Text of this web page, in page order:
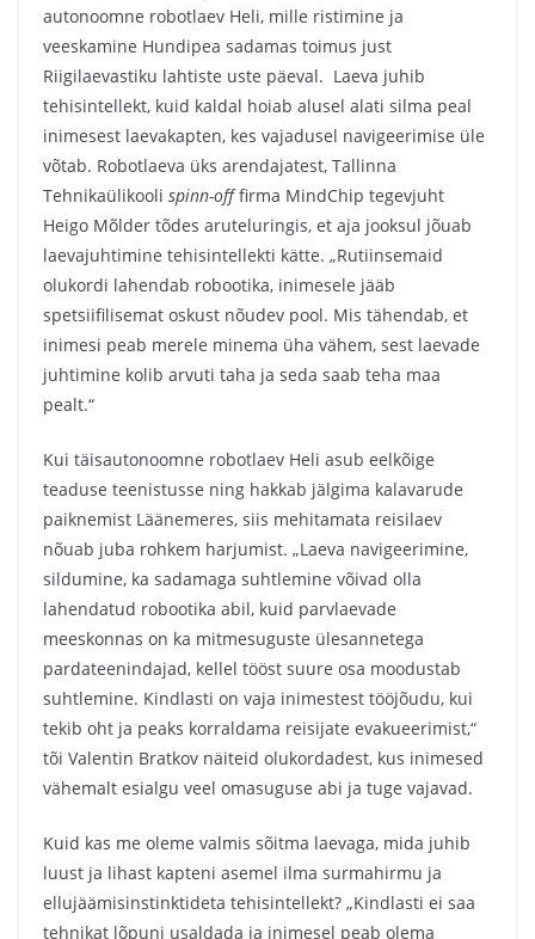
autonoomne robotlaev Heli, mille ristimine ja
veeskamine Hundipea sadamas toimus just
Riigilaevastiku lahtiste uste päeval. Laeva juhib
tehisintellekt, kuid kaldal hoiab alusel alati silma peal
inimesest laevakapten, kes vajadusel navigeerimise üle
võtab. Robotlaeva üks arendajatest, Tallinna
Tehnikaülikooli spinn-offfirma MindChip tegevjuht
Heigo Mõlder tõdes aruteluringis, et aja jooksul jõuab
laevajuhtimine tehisintellekti kätte. „Rutiinsemaid
olukordi lahendab robootika, inimesele jääb
spetsiifilisemat oskust nõudev pool. Mis tähendab, et
inimesi peab merele minema üha vähem, sest laevade
juhtimine kolib arvuti taha ja seda saab teha maa
pealt.“
Kui täisautonoomne robotlaev Heli asub eelkõige
teaduse teenistusse ning hakkab jälgima kalavarude
paiknemist Läänemeres, siis mehitamata reisilaev
nõuab juba rohkem harjumist. „Laeva navigeerimine,
sildumine, ka sadamaga suhtlemine võivad olla
lahendatud robootika abil, kuid parvlaevade
meeskonnas on ka mitmesuguste ülesannetega
pardateenindajad, kellel tööst suure osa moodustab
suhtlemine. Kindlasti on vaja inimestest tööjõudu, kui
tekib oht ja peaks korraldama reisijate evakueerimist,“
tõi Valentin Bratkov näiteid olukordadest, kus inimesed
vähemalt esialgu veel omasuguse abi ja tuge vajavad.
Kuid kas me oleme valmis sõitma laevaga, mida juhib
luust ja lihast kapteni asemel ilma surmahirmu ja
ellujäämisinstinktideta tehisintellekt? „Kindlasti ei saa
tehnikat lõpuni usaldada ja inimesel peab olema